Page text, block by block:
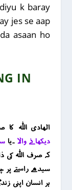
k baray
jes se aap
asaan ho
IN
الھادی اللہ
دیکھانے والا ۔یا
کہ صرف اللہ کی
سیدھے راستے پر
ہر انسان اپنی